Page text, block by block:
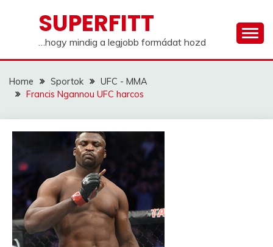
SUPERFITT
…hogy mindig a legjobb formádat hozd
Home Sportok
UFC - MMA
Francis Ngannou UFC harcos